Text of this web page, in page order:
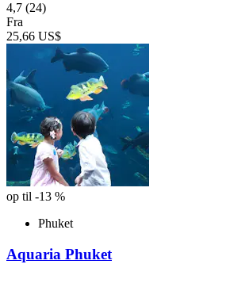
4,7 (24)
Fra
25,66 US$
op til -13 %
Phuket
Aquaria Phuket